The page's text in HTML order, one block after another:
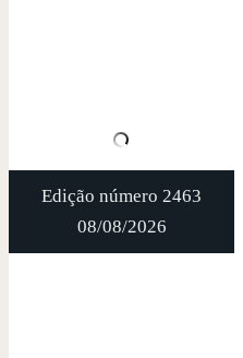
Edição número 2463
08/08/2026